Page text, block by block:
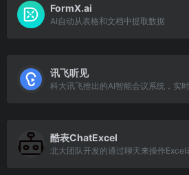
FormX.ai
AI自动从表格和文档中提取数据
讯飞听见
酷表ChatExcel
北大团队开发的通过聊天来操作Excel